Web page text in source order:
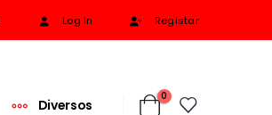
Log In Registar
Diversos
0